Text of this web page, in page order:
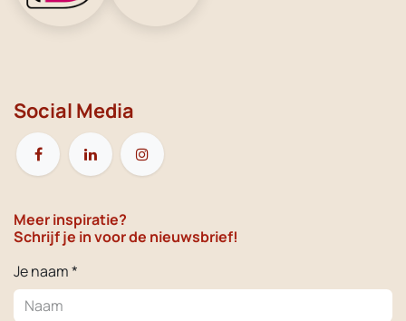
Social Media
Meer inspiratie?
Schrijf je in voor de nieuwsbrief!
Je naam *